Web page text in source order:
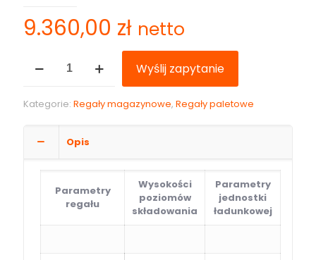
9.360,00 zł netto
Regał
5000mm
2700mm
Wyślij zapytanie
Kategorie: Regały magazynowe, Regały paletowe
Opis
Parametry
regału
Wysokości
poziomów
składowania
Parametry
jednostki
ładunkowej